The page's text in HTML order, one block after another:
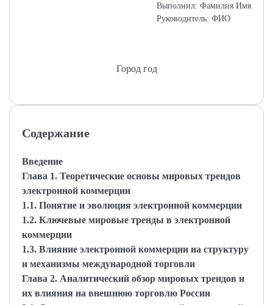
Выполнил: Фамилия Имя
Руководитель: ФИО
Город год
Содержание
Введение
Глава 1. Теоретические основы мировых трендов
электронной коммерции
1.1. Понятие и эволюция электронной коммерции
1.2. Ключевые мировые тренды в электронной
коммерции
1.3. Влияние электронной коммерции на структуру
и механизмы международной торговли
Глава 2. Аналитический обзор мировых трендов и
их влияния на внешнюю торговлю России